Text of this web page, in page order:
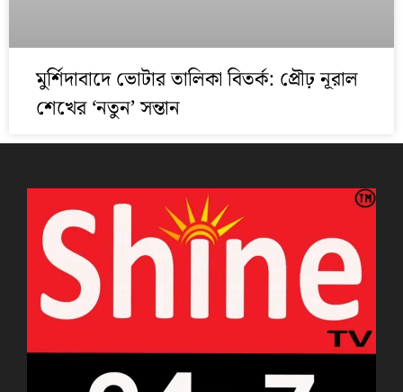
মুর্শিদাবাদে ভোটার তালিকা বিতর্ক: প্রৌঢ় নূরাল
শেখের ‘নতুন’ সন্তান